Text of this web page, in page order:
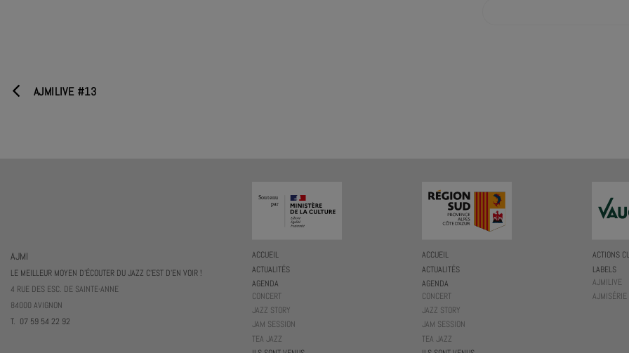
AJMILIVE #13
AJMI
LE MEILLEUR MOYEN D'ÉCOUTER DU JAZZ C'EST D'EN VOIR !
4 RUE DES ESC. DE SAINTE-ANNE
84000 AVIGNON
T. 07 59 54 22 92
ACCUEIL
ACTUALITÉS
AGENDA
CONCERT
JAZZ STORY
JAM SESSION
TEA JAZZ
ACCUEIL
ACTUALITÉS
AGENDA
CONCERT
JAZZ STORY
JAM SESSION
TEA JAZZ
ACTIONS
LABELS
AJMILIVE
AJMISÉRIE